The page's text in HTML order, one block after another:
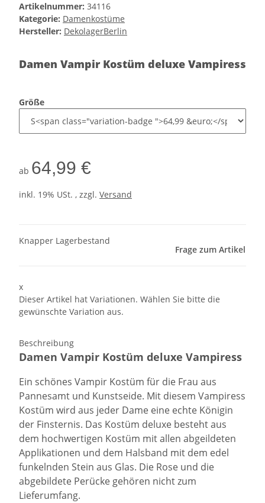
Artikelnummer: 34116
Kategorie: Damenkostüme
Hersteller: DekolagerBerlin
Damen Vampir Kostüm deluxe Vampiress
Größe
ab 64,99 €
inkl. 19% USt. , zzgl. Versand
Knapper Lagerbestand
Frage zum Artikel
x
Dieser Artikel hat Variationen. Wählen Sie bitte die
gewünschte Variation aus.
Beschreibung
Damen Vampir Kostüm deluxe Vampiress
Ein schönes Vampir Kostüm für die Frau aus
Pannesamt und Kunstseide. Mit diesem Vampiress
Kostüm wird aus jeder Dame eine echte Königin
der Finsternis. Das Kostüm deluxe besteht aus
dem hochwertigen Kostüm mit allen abgeildeten
Applikationen und dem Halsband mit dem edel
funkelnden Stein aus Glas. Die Rose und die
abgebildete Perücke gehören nicht zum
Lieferumfang.